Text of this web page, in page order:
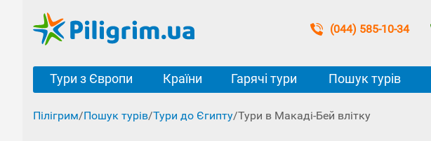
(044) 585-10-34
Тури з Європи Країни Гарячі тури Пошук турів
Пілігрим/Пошук турів/Тури до Єгипту/Тури в Макаді-Бей влітку